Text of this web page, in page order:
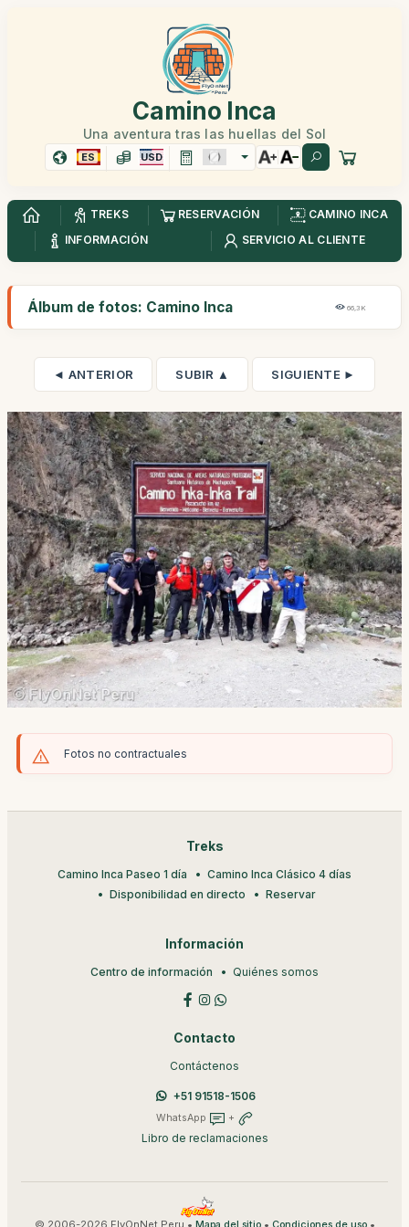
Camino Inca
Una aventura tras las huellas del Sol
ES USD
TREKS RESERVACIÓN
CAMINO INCA
INFORMACIÓN
SERVICIO AL CLIENTE
Álbum de fotos: Camino Inca 66,3K
◄ ANTERIOR SUBIR ▲ SIGUIENTE ►
Fotos no contractuales
Treks
Camino Inca Paseo 1 día
Camino Inca Clásico 4 días
Disponibilidad en directo
Reservar
Información
Centro de información Quiénes somos
Contacto
Contáctenos
+51 91518-1506
WhatsApp +
Libro de reclamaciones
© 2006-2026 FlyOnNet Peru • • •